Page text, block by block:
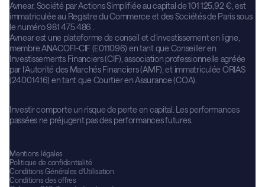
Avnear, Société par Actions Simplifiée au capital de 101 125,92 €, est
immatriculée au Registre du Commerce et des Sociétés de Paris sous
le numéro 981 475 486 .
Avnear est une plateforme de conseil et d’investissement en ligne,
membre ANACOFI-CIF (E011096) en tant que Conseiller en
Investissements Financiers (CIF), association professionnelle agréée
par l’Autorité des Marchés Financiers (AMF), et immatriculée ORIAS
(24001416) en tant que Courtier en Assurance (COA).
Investir comporte un risque de perte en capital. Les performances
passées ne préjugent pas des performances futures.
Mentions légales
Politique de confidentialité
Conditions Générales d’Utilisation
Conditions des offres